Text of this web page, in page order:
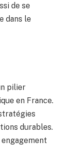
de se
dans le
pilier
en France.
durables.